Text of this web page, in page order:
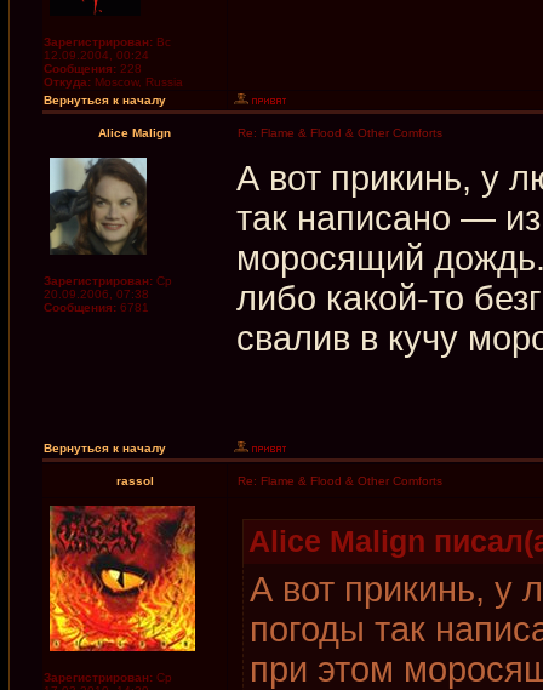
Зарегистрирован: Вс
12.09.2004, 00:24
Сообщения: 228
Откуда: Moscow, Russia
Вернуться к началу
Alice Malign Re: Flame & Flood & Other Comforts
Зарегистрирован: Ср
20.09.2006, 07:38
Сообщения: 6781
А вот прикинь, у
так написано —
моросящий
либо какой-то
свалив в кучу
Вернуться к началу
rassol Re: Flame & Flood & Other Comforts
Зарегистрирован: Ср
Alice Malign
А вот прикинь, у
погоды так
при этом